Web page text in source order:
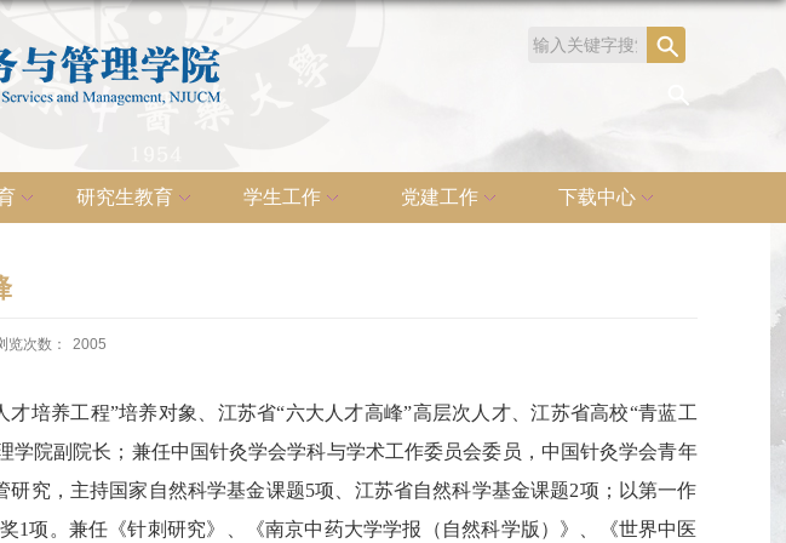
研究生教育 学生工作 党建工作 下载中心
览次数： 2005
养工程”培养对象、江苏省“六大人才高峰”高层次人才、江苏省高校“青蓝工
院副院长；兼任中国针灸学会学科与学术工作委员会委员，中国针灸学会青年
究，主持国家自然科学基金课题5项、江苏省自然科学基金课题2项；以第一作
1项。兼任《针刺研究》、《南京中药大学学报（自然科学版）》、《世界中医